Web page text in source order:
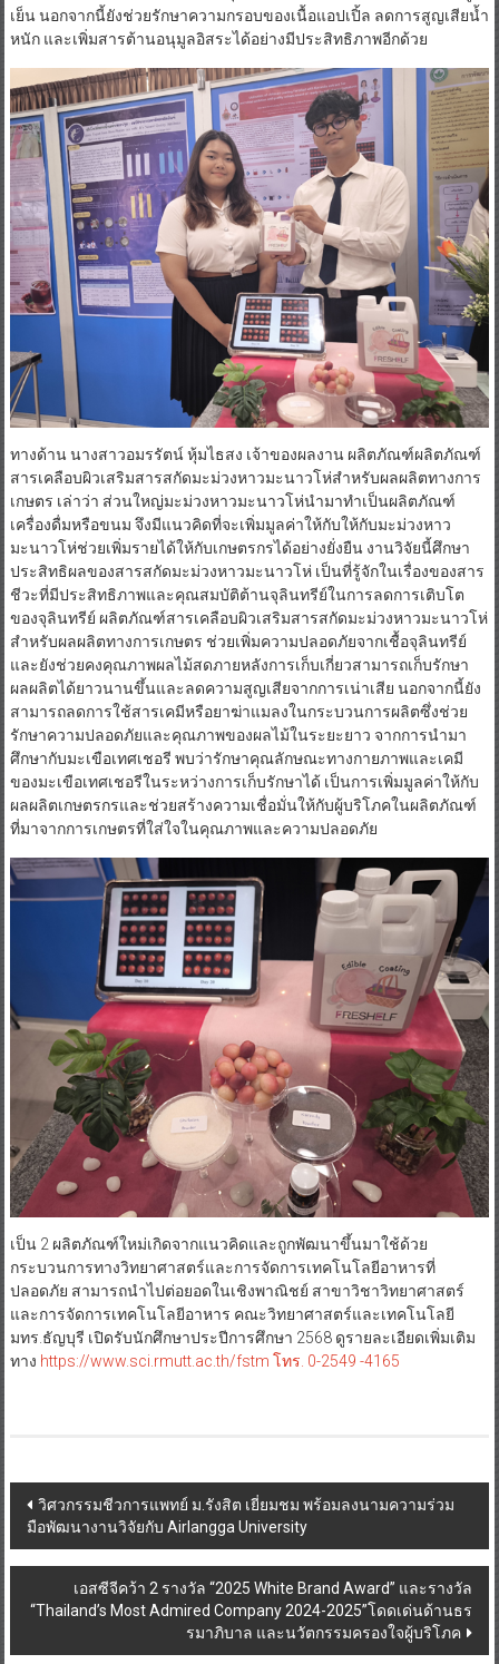
เย็น นอกจากนี้ยังช่วยรักษาความกรอบของเนื้อแอปเปิ้ล ลดการสูญเสียน้ำ
หนัก และเพิ่มสารต้านอนุมูลอิสระได้อย่างมีประสิทธิภาพอีกด้วย
ทางด้าน นางสาวอมรรัตน์ หุ้มไธสง เจ้าของผลงาน ผลิตภัณฑ์ผลิตภัณฑ์
สารเคลือบผิวเสริมสารสกัดมะม่วงหาวมะนาวโห่สำหรับผลผลิตทางการ
เกษตร เล่าว่า ส่วนใหญ่มะม่วงหาวมะนาวโห่นำมาทำเป็นผลิตภัณฑ์
เครื่องดื่มหรือขนม จึงมีแนวคิดที่จะเพิ่มมูลค่าให้กับให้กับมะม่วงหาว
มะนาวโห่ช่วยเพิ่มรายได้ให้กับเกษตรกรได้อย่างยั่งยืน งานวิจัยนี้ศึกษา
ประสิทธิผลของสารสกัดมะม่วงหาวมะนาวโห่ เป็นที่รู้จักในเรื่องของสาร
ชีวะที่มีประสิทธิภาพและคุณสมบัติต้านจุลินทรีย์ในการลดการเติบโต
ของจุลินทรีย์ ผลิตภัณฑ์สารเคลือบผิวเสริมสารสกัดมะม่วงหาวมะนาวโห่
สำหรับผลผลิตทางการเกษตร ช่วยเพิ่มความปลอดภัยจากเชื้อจุลินทรีย์
และยังช่วยคงคุณภาพผลไม้สดภายหลังการเก็บเกี่ยวสามารถเก็บรักษา
ผลผลิตได้ยาวนานขึ้นและลดความสูญเสียจากการเน่าเสีย นอกจากนี้ยัง
สามารถลดการใช้สารเคมีหรือยาฆ่าแมลงในกระบวนการผลิตซึ่งช่วย
รักษาความปลอดภัยและคุณภาพของผลไม้ในระยะยาว จากการนำมา
ศึกษากับมะเขือเทศเชอรี พบว่ารักษาคุณลักษณะทางกายภาพและเคมี
ของมะเขือเทศเชอรีในระหว่างการเก็บรักษาได้ เป็นการเพิ่มมูลค่าให้กับ
ผลผลิตเกษตรกรและช่วยสร้างความเชื่อมั่นให้กับผู้บริโภคในผลิตภัณฑ์
ที่มาจากการเกษตรที่ใส่ใจในคุณภาพและความปลอดภัย
เป็น 2 ผลิตภัณฑ์ใหม่เกิดจากแนวคิดและถูกพัฒนาขึ้นมาใช้ด้วย
กระบวนการทางวิทยาศาสตร์และการจัดการเทคโนโลยีอาหารที่
ปลอดภัย สามารถนำไปต่อยอดในเชิงพาณิชย์ สาขาวิชาวิทยาศาสตร์
และการจัดการเทคโนโลยีอาหาร คณะวิทยาศาสตร์และเทคโนโลยี
มทร.ธัญบุรี เปิดรับนักศึกษาประปีการศึกษา 2568 ดูรายละเอียดเพิ่มเติม
ทาง https://www.sci.rmutt.ac.th/fstm โทร. 0-2549 -4165
Post
navigation
วิศวกรรมชีวการแพทย์ ม.รังสิต เยี่ยมชม พร้อมลงนามความร่วม
มือพัฒนางานวิจัยกับ Airlangga University
เอสซีจีคว้า 2 รางวัล “2025 White Brand Award” และรางวัล
“Thailand’s Most Admired Company 2024-2025”โดดเด่นด้านธร
รมาภิบาล และนวัตกรรมครองใจผู้บริโภค